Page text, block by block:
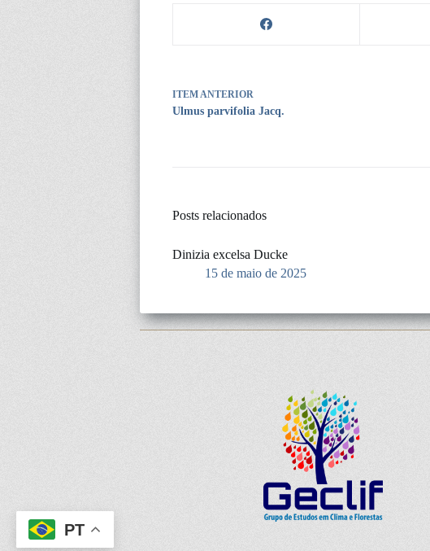
ITEM ANTERIOR
Ulmus parvifolia Jacq.
Posts relacionados
Dinizia excelsa Ducke
15 de maio de 2025
PT